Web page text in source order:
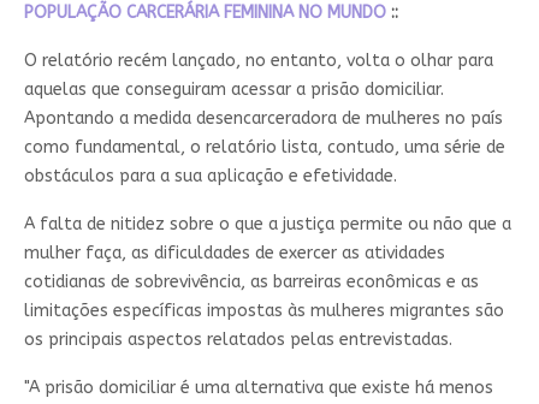
POPULAÇÃO CARCERÁRIA FEMININA NO MUNDO::
O relatório recém lançado, no entanto, volta o olhar para
aquelas que conseguiram acessar a prisão domiciliar.
Apontando a medida desencarceradora de mulheres no país
como fundamental, o relatório lista, contudo, uma série de
obstáculos para a sua aplicação e efetividade.
A falta de nitidez sobre o que a justiça permite ou não que a
mulher faça, as dificuldades de exercer as atividades
cotidianas de sobrevivência, as barreiras econômicas e as
limitações específicas impostas às mulheres migrantes são
os principais aspectos relatados pelas entrevistadas.
"A prisão domiciliar é uma alternativa que existe há menos